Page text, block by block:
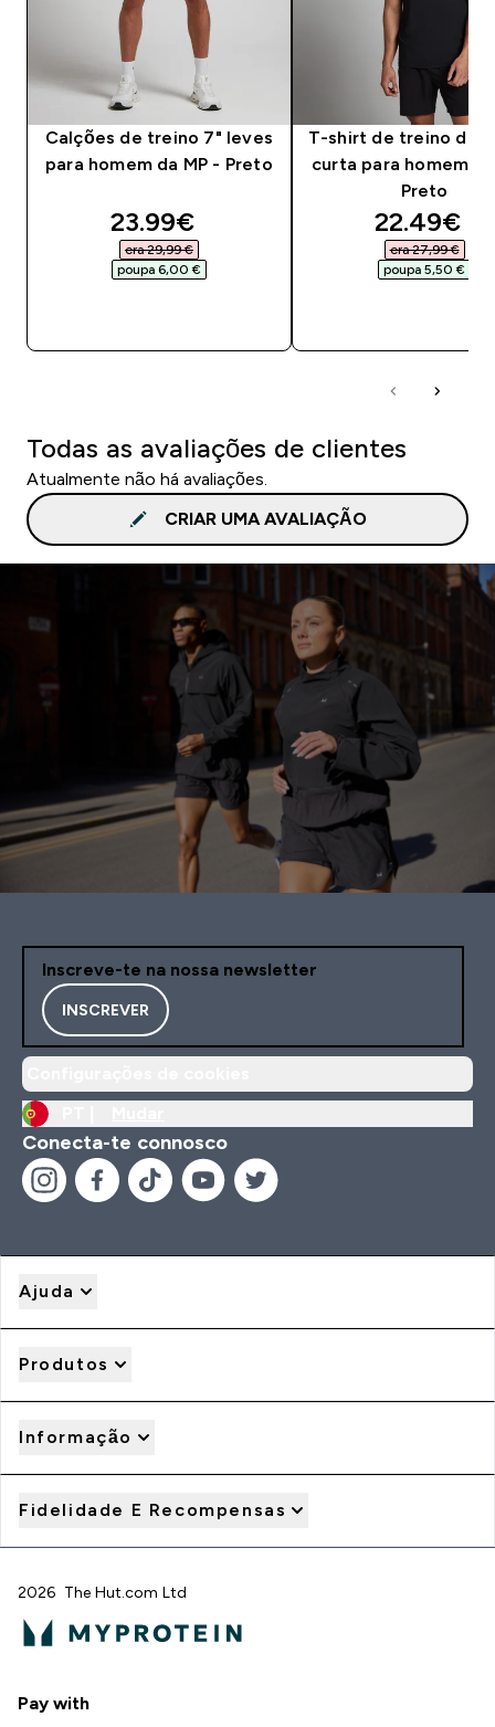
Calções de treino 7" leves
para homem da MP - Preto
discounted price
23.99€‎
era 29,99 €‎
poupa 6,00 €‎
T-shirt de treino de
curta para homem
Preto
22.49€‎
era 27,99 €‎
poupa 5,50 €‎
Todas as avaliações de clientes
Atualmente não há avaliações.
CRIAR UMA AVALIAÇÃO
Inscreve-te na nossa newsletter
INSCREVER
Conecta-te connosco
Ajuda
Produtos
Informação
Fidelidade E Recompensas
2026 The Hut.com Ltd
Pay with